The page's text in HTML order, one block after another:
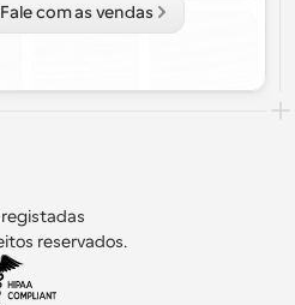
Fale com as vendas
reservados.